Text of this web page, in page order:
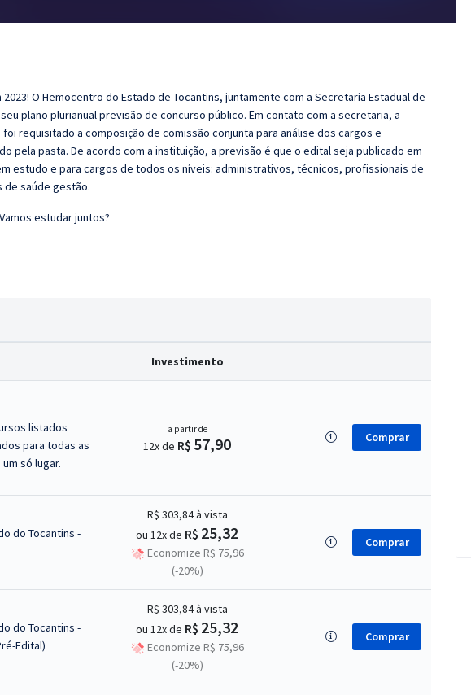
O Hemocentro do Estado de Tocantins, juntamente com a Secretaria Estadual de
plano plurianual previsão de concurso público. Em contato com a secretaria, a
requisitado a composição de comissão conjunta para análise dos cargos e
pela pasta. De acordo com a instituição, a previsão é que o edital seja publicado em
estudo e para cargos de todos os níveis: administrativos, técnicos, profissionais de
de saúde gestão.
estudar juntos?
Investimento
listados
para todas as
só lugar.
a partir de
12x de R$ 57,90 Comprar
do Tocantins -
R$ 303,84à vista
ou 12x de R$ 25,32
Economize R$ 75,96
(-20%)
Comprar
do Tocantins -
Edital)
R$ 303,84à vista
ou 12x de R$ 25,32
Economize R$ 75,96
(-20%)
Comprar